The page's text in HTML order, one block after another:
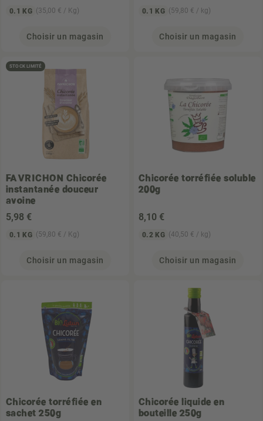
0.1 KG (35,00 € / Kg)
Choisir un magasin
0.1 KG (59,80 € / kg)
Choisir un magasin
STOCK LIMITÉ
FAVRICHON Chicorée
instantanée douceur
avoine
5,98 €
0.1 KG (59,80 € / Kg)
Choisir un magasin
Chicorée torréfiée soluble
200g
8,10 €
0.2 KG (40,50 € / kg)
Choisir un magasin
Chicorée torréfiée en
sachet 250g
Chicorée liquide en
bouteille 250g